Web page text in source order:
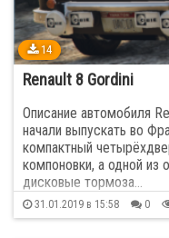
14
Renault 8 Gordini
Описание автомобиля
начали выпускать во
компактный
компоновки, а одной из
дисковые тормоза…
31.01.2019 в 15:58 0